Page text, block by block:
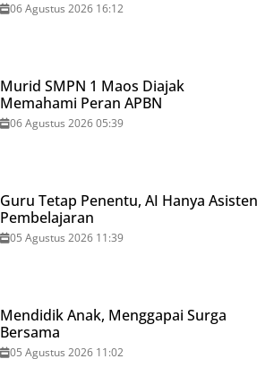
06 Agustus 2026 16:12
Murid SMPN 1 Maos Diajak
Memahami Peran APBN
06 Agustus 2026 05:39
Guru Tetap Penentu, AI Hanya Asisten
Pembelajaran
05 Agustus 2026 11:39
Mendidik Anak, Menggapai Surga
Bersama
05 Agustus 2026 11:02